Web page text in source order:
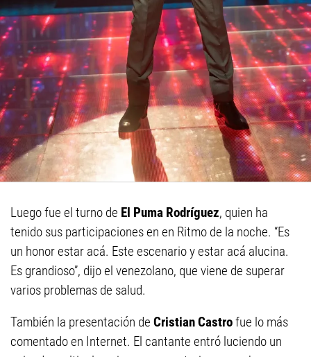
Luego fue el turno de El Puma Rodríguez, quien ha
tenido sus participaciones en en Ritmo de la noche. “Es
un honor estar acá. Este escenario y estar acá alucina.
Es grandioso”, dijo el venezolano, que viene de superar
varios problemas de salud.
También la presentación de Cristian Castrofue lo más
comentado en Internet. El cantante entró luciendo un